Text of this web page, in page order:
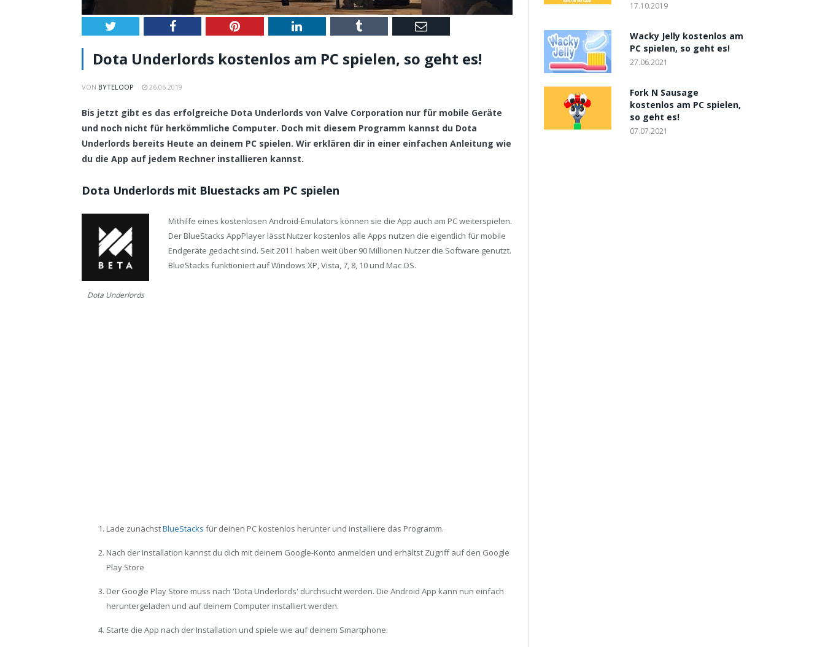
Twitter Facebook Pinterest LinkedIn Tumblr Email
Dota Underlords kostenlos am PC spielen, so geht es!
VON BYTELOOP 26.06.2019
Bis jetzt gibt es das erfolgreiche Dota Underlords von Valve Corporation nur für mobile Geräte
und noch nicht für herkömmliche Computer. Doch mit diesem Programm kannst du Dota
Underlords bereits Heute an deinem PC spielen. Wir erklären dir in einer einfachen Anleitung wie
du die App auf jedem Rechner installieren kannst.
Dota Underlords mit Bluestacks am PC spielen
Dota Underlords
Mithilfe eines kostenlosen Android-Emulators können sie die App auch am PC weiterspielen.
Der BlueStacks AppPlayer lässt Nutzer kostenlos alle Apps nutzen die eigentlich für mobile
Endgeräte gedacht sind. Seit 2011 haben weit über 90 Millionen Nutzer die Software genutzt.
BlueStacks funktioniert auf Windows XP, Vista, 7, 8, 10 und Mac OS.
Lade zunächstBlueStacks für deinen PC kostenlos herunter und installiere das Programm.
Nach der Installation kannst du dich mit deinem Google-Konto anmelden und erhältst Zugriff auf den Google
Play Store
Der Google Play Store muss nach 'Dota Underlords' durchsucht werden. Die Android App kann nun einfach
heruntergeladen und auf deinem Computer installiert werden.
Starte die App nach der Installation und spiele wie auf deinem Smartphone.
17.10.2019
Wacky Jelly kostenlos am
PC spielen, so geht es!
27.06.2021
Fork N Sausage
kostenlos am PC spielen,
so geht es!
07.07.2021